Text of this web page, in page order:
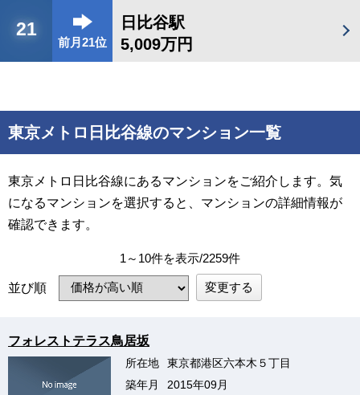
21
前月21位
日比谷駅
5,009万円
東京メトロ日比谷線のマンション一覧
東京メトロ日比谷線にあるマンションをご紹介します。気
になるマンションを選択すると、マンションの詳細情報が
確認できます。
1～10件を表示/2259件
並び順 変更する
フォレストテラス鳥居坂
所在地
東京都港区六本木５丁目
築年月
2015年09月